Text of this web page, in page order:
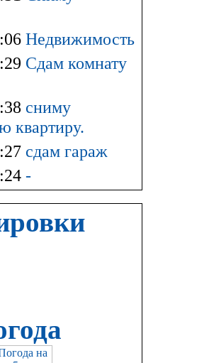
Недвижимость
Сдам комнату
сниму
квартиру.
сдам гараж
-